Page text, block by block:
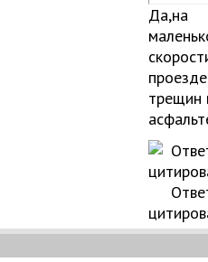
Да,на
проезде
трещин